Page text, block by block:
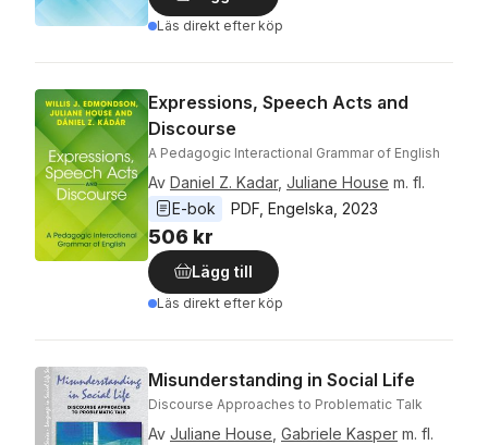
Läs direkt efter köp
Expressions, Speech Acts and
Discourse
A Pedagogic Interactional Grammar of English
Av Daniel Z. Kadar, Juliane House m. fl.
E-bok
PDF Engelska 2023
506 kr
Lägg till
Läs direkt efter köp
Misunderstanding in Social Life
Discourse Approaches to Problematic Talk
Av Juliane House Gabriele Kasper m. fl.